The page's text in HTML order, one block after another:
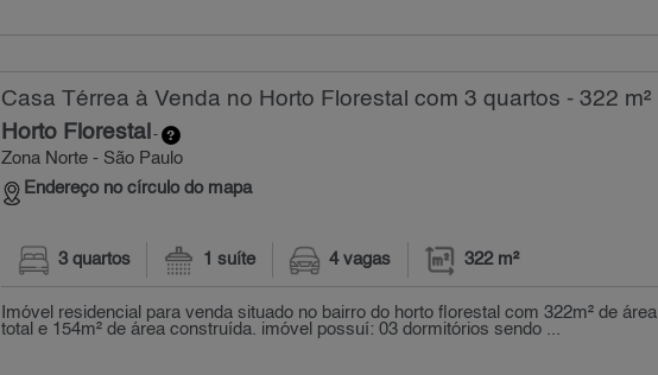
Casa Térrea à Venda no Horto Florestal com 3 quartos - 322 m²
Horto Florestal -
Zona Norte - São Paulo
Endereço no círculo do mapa
3 quartos 1 suíte 4 vagas 322 m²
Imóvel residencial para venda situado no bairro do horto florestal com 322m² de área
total e 154m² de área construída. imóvel possuí: 03 dormitórios sendo ...